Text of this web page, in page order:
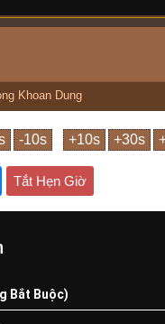
Khoan Dung
Tắt Hẹn Giờ
Bắt Buộc)